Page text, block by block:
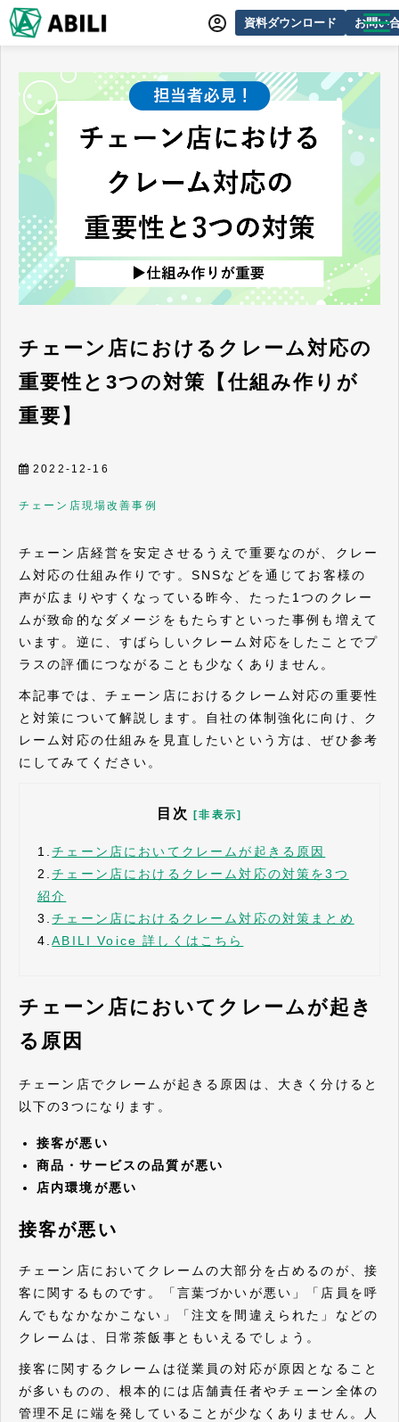
資料ダウンロード お問い
サービス一覧
オンラインデモ
導入事例
セミナー・イベント情報
できるをふやす研究所
チェーン店におけるクレーム対応の
重要性と3つの対策【仕組み作りが
重要】
2022-12-16
チェーン店現場改善事例
チェーン店経営を安定させるうえで重要なのが、クレー
ム対応の仕組み作りです。SNSなどを通じてお客様の
声が広まりやすくなっている昨今、たった1つのクレー
ムが致命的なダメージをもたらすといった事例も増えて
います。逆に、すばらしいクレーム対応をしたことでプ
ラスの評価につながることも少なくありません。
本記事では、チェーン店におけるクレーム対応の重要性
と対策について解説します。自社の体制強化に向け、ク
レーム対応の仕組みを見直したいという方は、ぜひ参考
にしてみてください。
目次 [非表示]
1.チェーン店においてクレームが起きる原因
2.チェーン店におけるクレーム対応の対策を3つ
紹介
3.チェーン店におけるクレーム対応の対策まとめ
4.ABILI Voice 詳しくはこちら
チェーン店においてクレームが起き
る原因
チェーン店でクレームが起きる原因は、大きく分けると
以下の3つになります。
接客が悪い
商品・サービスの品質が悪い
店内環境が悪い
接客が悪い
チェーン店においてクレームの大部分を占めるのが、接
客に関するものです。「言葉づかいが悪い」「店員を呼
んでもなかなかこない」「注文を間違えられた」などの
クレームは、日常茶飯事ともいえるでしょう。
接客に関するクレームは従業員の対応が原因となること
が多いものの、根本的には店舗責任者やチェーン全体の
管理不足に端を発していることが少なくありません。人